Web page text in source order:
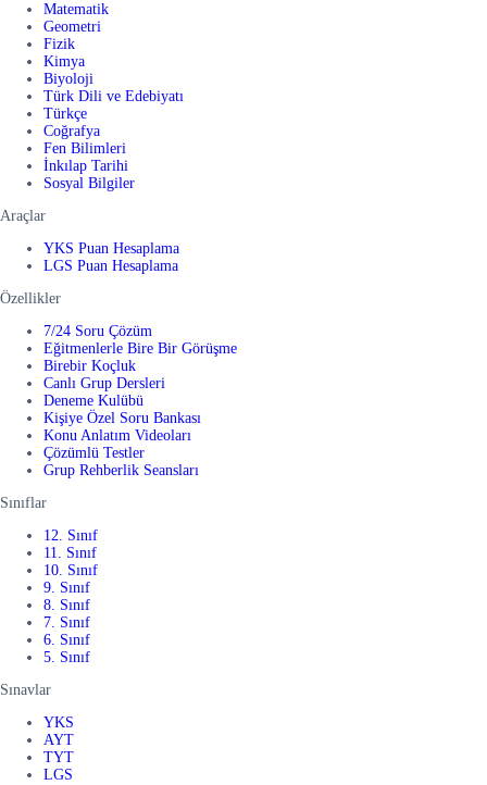
Matematik
Geometri
Fizik
Kimya
Biyoloji
Türk Dili ve Edebiyatı
Türkçe
Coğrafya
Fen Bilimleri
İnkılap Tarihi
Sosyal Bilgiler
Araçlar
YKS Puan Hesaplama
LGS Puan Hesaplama
Özellikler
7/24 Soru Çözüm
Eğitmenlerle Bire Bir Görüşme
Birebir Koçluk
Canlı Grup Dersleri
Deneme Kulübü
Kişiye Özel Soru Bankası
Konu Anlatım Videoları
Çözümlü Testler
Grup Rehberlik Seansları
Sınıflar
12. Sınıf
11. Sınıf
10. Sınıf
9. Sınıf
8. Sınıf
7. Sınıf
6. Sınıf
5. Sınıf
Sınavlar
YKS
AYT
TYT
LGS